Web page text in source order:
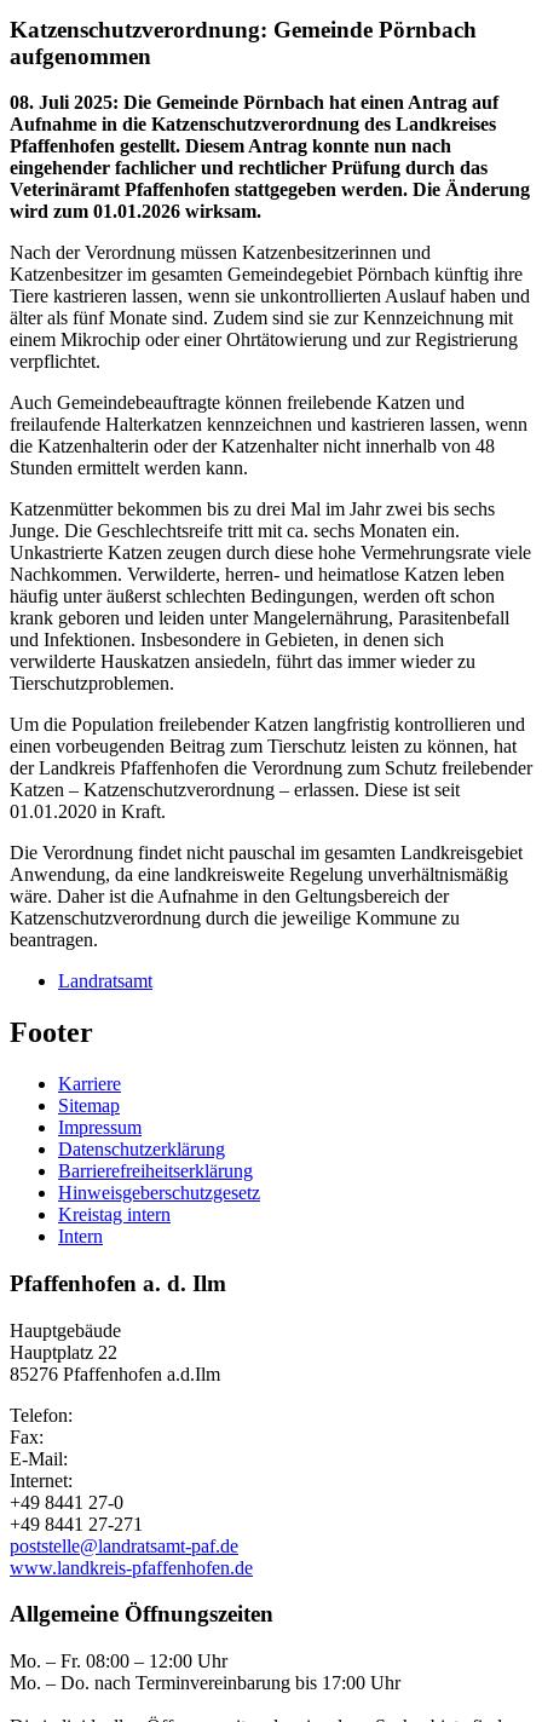
Katzenschutzverordnung: Gemeinde Pörnbach
aufgenommen
08. Juli 2025: Die Gemeinde Pörnbach hat einen Antrag auf
Aufnahme in die Katzenschutzverordnung des Landkreises
Pfaffenhofen gestellt. Diesem Antrag konnte nun nach
eingehender fachlicher und rechtlicher Prüfung durch das
Veterinäramt Pfaffenhofen stattgegeben werden. Die Änderung
wird zum 01.01.2026 wirksam.
Nach der Verordnung müssen Katzenbesitzerinnen und
Katzenbesitzer im gesamten Gemeindegebiet Pörnbach künftig ihre
Tiere kastrieren lassen, wenn sie unkontrollierten Auslauf haben und
älter als fünf Monate sind. Zudem sind sie zur Kennzeichnung mit
einem Mikrochip oder einer Ohrtätowierung und zur Registrierung
verpflichtet.
Auch Gemeindebeauftragte können freilebende Katzen und
freilaufende Halterkatzen kennzeichnen und kastrieren lassen, wenn
die Katzenhalterin oder der Katzenhalter nicht innerhalb von 48
Stunden ermittelt werden kann.
Katzenmütter bekommen bis zu drei Mal im Jahr zwei bis sechs
Junge. Die Geschlechtsreife tritt mit ca. sechs Monaten ein.
Unkastrierte Katzen zeugen durch diese hohe Vermehrungsrate viele
Nachkommen. Verwilderte, herren- und heimatlose Katzen leben
häufig unter äußerst schlechten Bedingungen, werden oft schon
krank geboren und leiden unter Mangelernährung, Parasitenbefall
und Infektionen. Insbesondere in Gebieten, in denen sich
verwilderte Hauskatzen ansiedeln, führt das immer wieder zu
Tierschutzproblemen.
Um die Population freilebender Katzen langfristig kontrollieren und
einen vorbeugenden Beitrag zum Tierschutz leisten zu können, hat
der Landkreis Pfaffenhofen die Verordnung zum Schutz freilebender
Katzen – Katzenschutzverordnung – erlassen. Diese ist seit
01.01.2020 in Kraft.
Die Verordnung findet nicht pauschal im gesamten Landkreisgebiet
Anwendung, da eine landkreisweite Regelung unverhältnismäßig
wäre. Daher ist die Aufnahme in den Geltungsbereich der
Katzenschutzverordnung durch die jeweilige Kommune zu
beantragen.
Landratsamt
Footer
Karriere
Sitemap
Impressum
Datenschutzerklärung
Barrierefreiheitserklärung
Hinweisgeberschutzgesetz
Kreistag intern
Intern
Pfaffenhofen a. d. Ilm
Hauptgebäude
Hauptplatz 22
85276 Pfaffenhofen a.d.Ilm
Telefon:
Fax:
E-Mail:
Internet:
+49 8441 27-0
+49 8441 27-271
poststelle@landratsamt-paf.de
www.landkreis-pfaffenhofen.de
Allgemeine Öffnungszeiten
Mo. – Fr. 08:00 – 12:00 Uhr
Mo. – Do. nach Terminvereinbarung bis 17:00 Uhr